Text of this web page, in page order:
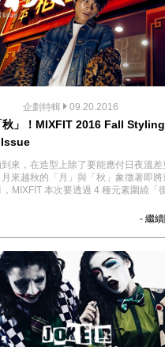
企劃特輯 09.20.2016
秋」！MIXFIT 2016 Fall Styling
來，在造型上除了要能應付日夜溫差
來越秋的「月」與「秋」象徵著即將
MIXFIT 本次要透過 4 種元素圍繞「
- 繼